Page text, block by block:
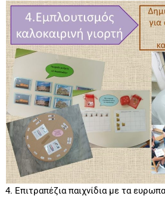
4. Επιτραπέζια παιχνίδια με τα